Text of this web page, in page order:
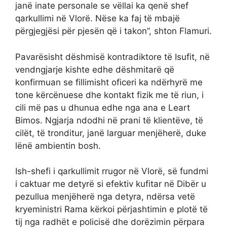
janë inate personale se vëllai ka qenë shef
qarkullimi në Vlorë. Nëse ka faj të mbajë
përgjegjësi për pjesën që i takon”, shton Flamuri.
Pavarësisht dëshmisë kontradiktore të Isufit, në
vendngjarje kishte edhe dëshmitarë që
konfirmuan se fillimisht oficeri ka ndërhyrë me
tone kërcënuese dhe kontakt fizik me të riun, i
cili më pas u dhunua edhe nga ana e Leart
Bimos. Ngjarja ndodhi në prani të klientëve, të
cilët, të tronditur, janë larguar menjëherë, duke
lënë ambientin bosh.
Ish-shefi i qarkullimit rrugor në Vlorë, së fundmi
i caktuar me detyrë si efektiv kufitar në Dibër u
pezullua menjëherë nga detyra, ndërsa vetë
kryeministri Rama kërkoi përjashtimin e plotë të
tij nga radhët e policisë dhe dorëzimin përpara